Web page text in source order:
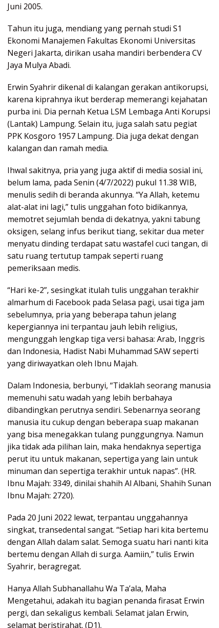
Juni 2005.
Tahun itu juga, mendiang yang pernah studi S1
Ekonomi Manajemen Fakultas Ekonomi Universitas
Negeri Jakarta, dirikan usaha mandiri berbendera CV
Jaya Mulya Abadi.
Erwin Syahrir dikenal di kalangan gerakan antikorupsi,
karena kiprahnya ikut berderap memerangi kejahatan
purba ini. Dia pernah Ketua LSM Lembaga Anti Korupsi
(Lantak) Lampung. Selain itu, juga salah satu pegiat
PPK Kosgoro 1957 Lampung. Dia juga dekat dengan
kalangan dan ramah media.
Ihwal sakitnya, pria yang juga aktif di media sosial ini,
belum lama, pada Senin (4/7/2022) pukul 11.38 WIB,
menulis sedih di beranda akunnya. “Ya Allah, ketemu
alat-alat ini lagi,” tulis unggahan foto bidikannya,
memotret sejumlah benda di dekatnya, yakni tabung
oksigen, selang infus berikut tiang, sekitar dua meter
menyatu dinding terdapat satu wastafel cuci tangan, di
satu ruang tertutup tampak seperti ruang
pemeriksaan medis.
“Hari ke-2”, sesingkat itulah tulis unggahan terakhir
almarhum di Facebook pada Selasa pagi, usai tiga jam
sebelumnya, pria yang beberapa tahun jelang
kepergiannya ini terpantau jauh lebih religius,
mengunggah lengkap tiga versi bahasa: Arab, Inggris
dan Indonesia, Hadist Nabi Muhammad SAW seperti
yang diriwayatkan oleh Ibnu Majah.
Dalam Indonesia, berbunyi, “Tidaklah seorang manusia
memenuhi satu wadah yang lebih berbahaya
dibandingkan perutnya sendiri. Sebenarnya seorang
manusia itu cukup dengan beberapa suap makanan
yang bisa menegakkan tulang punggungnya. Namun
jika tidak ada pilihan lain, maka hendaknya sepertiga
perut itu untuk makanan, sepertiga yang lain untuk
minuman dan sepertiga terakhir untuk napas”. (HR.
Ibnu Majah: 3349, dinilai shahih Al Albani, Shahih Sunan
Ibnu Majah: 2720).
Pada 20 Juni 2022 lewat, terpantau unggahannya
singkat, transedental sangat. “Setiap hari kita bertemu
dengan Allah dalam salat. Semoga suatu hari nanti kita
bertemu dengan Allah di surga. Aamiin,” tulis Erwin
Syahrir, beragregat.
Hanya Allah Subhanallahu Wa Ta’ala, Maha
Mengetahui, adakah itu bagian penanda firasat Erwin
pergi, dan sekaligus kembali. Selamat jalan Erwin,
selamat beristirahat. (D1).